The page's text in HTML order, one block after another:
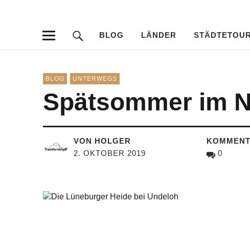
BLOG LÄNDER
BLOG UNTERWEGS
Spätsommer im
VON HOLGER
2. OKTOBER 2019
0